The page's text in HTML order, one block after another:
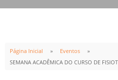
INÍCIO
Página Inicial
Eventos
SEMANA ACADÊMICA DO CURSO DE